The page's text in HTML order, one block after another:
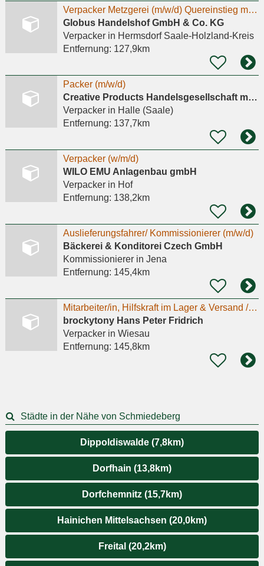
Verpacker Metzgerei (m/w/d) Quereinstieg möglich
Globus Handelshof GmbH & Co. KG
Verpackerin Hermsdorf Saale-Holzland-Kreis
Entfernung: 127,9km
Packer (m/w/d)
Creative Products Handelsgesellschaft mbH
Verpackerin Halle (Saale)
Entfernung: 137,7km
Verpacker (w/m/d)
WILO EMU Anlagenbau gmbH
Verpackerin Hof
Entfernung: 138,2km
Auslieferungsfahrer/ Kommissionierer (m/w/d)
Bäckerei & Konditorei Czech GmbH
Kommissioniererin Jena
Entfernung: 145,4km
Mitarbeiter/in, Hilfskraft im Lager & Versand / Picker & Packer (m/w/d) im Onlinehandel
brockytony Hans Peter Fridrich
Verpackerin Wiesau
Entfernung: 145,8km
Städte in der Nähe von Schmiedeberg
Dippoldiswalde (7,8km)
Dorfhain (13,8km)
Dorfchemnitz (15,7km)
Hainichen Mittelsachsen (20,0km)
Freital (20,2km)